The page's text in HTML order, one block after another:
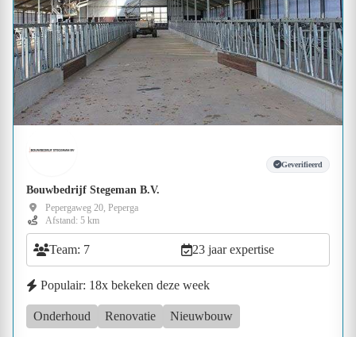
Geverifieerd
Bouwbedrijf Stegeman B.V.
Pepergaweg 20, Peperga
Afstand: 5 km
Team: 7 23 jaar expertise
Populair: 18x bekeken deze week
Onderhoud Renovatie Nieuwbouw